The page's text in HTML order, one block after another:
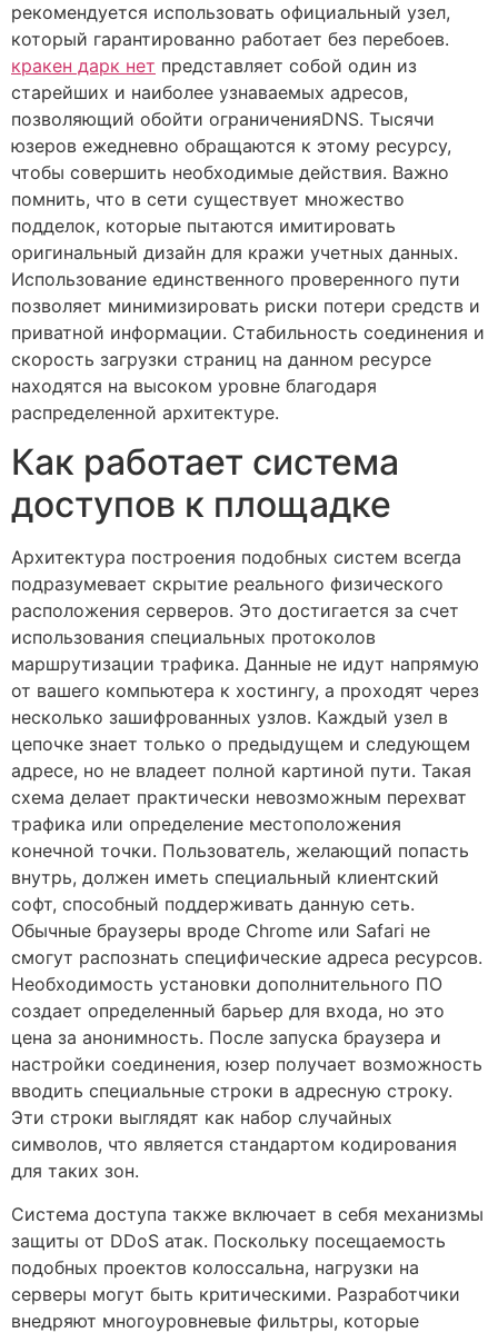
рекомендуется использовать официальный узел,
который гарантированно работает без перебоев.
кракен дарк нет представляет собой один из
старейших и наиболее узнаваемых адресов,
позволяющий обойти ограниченияDNS. Тысячи
юзеров ежедневно обращаются к этому ресурсу,
чтобы совершить необходимые действия. Важно
помнить, что в сети существует множество
подделок, которые пытаются имитировать
оригинальный дизайн для кражи учетных данных.
Использование единственного проверенного пути
позволяет минимизировать риски потери средств и
приватной информации. Стабильность соединения и
скорость загрузки страниц на данном ресурсе
находятся на высоком уровне благодаря
распределенной архитектуре.
Как работает система
доступов к площадке
Архитектура построения подобных систем всегда
подразумевает скрытие реального физического
расположения серверов. Это достигается за счет
использования специальных протоколов
маршрутизации трафика. Данные не идут напрямую
от вашего компьютера к хостингу, а проходят через
несколько зашифрованных узлов. Каждый узел в
цепочке знает только о предыдущем и следующем
адресе, но не владеет полной картиной пути. Такая
схема делает практически невозможным перехват
трафика или определение местоположения
конечной точки. Пользователь, желающий попасть
внутрь, должен иметь специальный клиентский
софт, способный поддерживать данную сеть.
Обычные браузеры вроде Chrome или Safari не
смогут распознать специфические адреса ресурсов.
Необходимость установки дополнительного ПО
создает определенный барьер для входа, но это
цена за анонимность. После запуска браузера и
настройки соединения, юзер получает возможность
вводить специальные строки в адресную строку.
Эти строки выглядят как набор случайных
символов, что является стандартом кодирования
для таких зон.
Система доступа также включает в себя механизмы
защиты от DDoS атак. Поскольку посещаемость
подобных проектов колоссальна, нагрузки на
серверы могут быть критическими. Разработчики
внедряют многоуровневые фильтры, которые